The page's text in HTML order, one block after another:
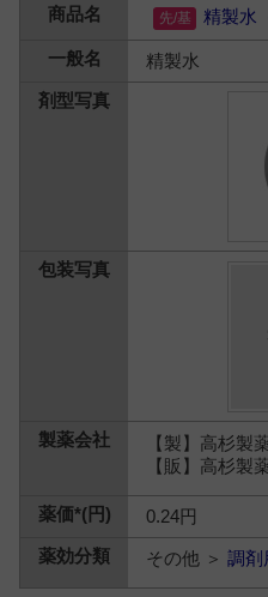
精製水
精製水
【製】高杉製
【販】高杉製
0.24円
その他 ＞調剤